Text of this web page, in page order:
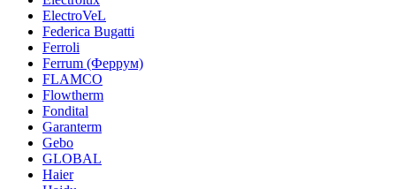
ElectroVeL
Federica Bugatti
Ferroli
Ferrum (Феррум)
FLAMCO
Flowtherm
Fondital
Garanterm
Gebo
GLOBAL
Haier